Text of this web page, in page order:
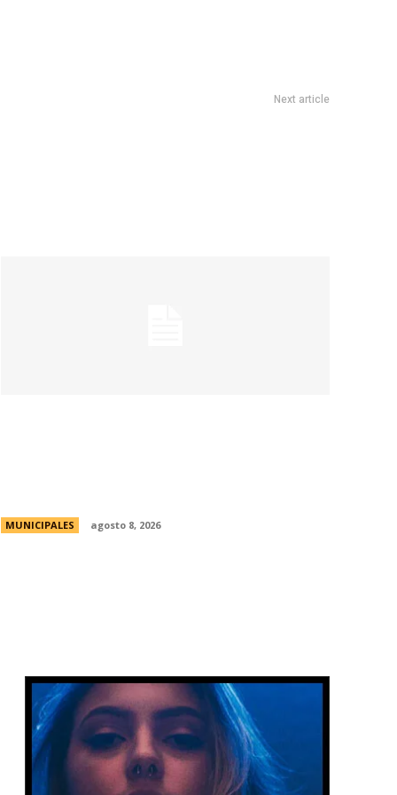
Next article
MUNICIPALES agosto 8, 2026